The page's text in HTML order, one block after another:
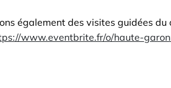
également des visites guidées
www.eventbrite.fr/o/haute-